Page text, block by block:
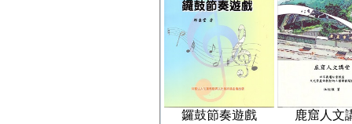
鑼鼓節奏遊戲
鹿窟人文